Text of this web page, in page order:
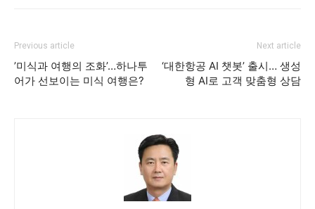
Previous article
’미식과 여행의 조화’…하나투
어가 선보이는 미식 여행은?
Next article
‘대한항공 AI 챗봇’ 출시… 생성
형 AI로 고객 맞춤형 상담